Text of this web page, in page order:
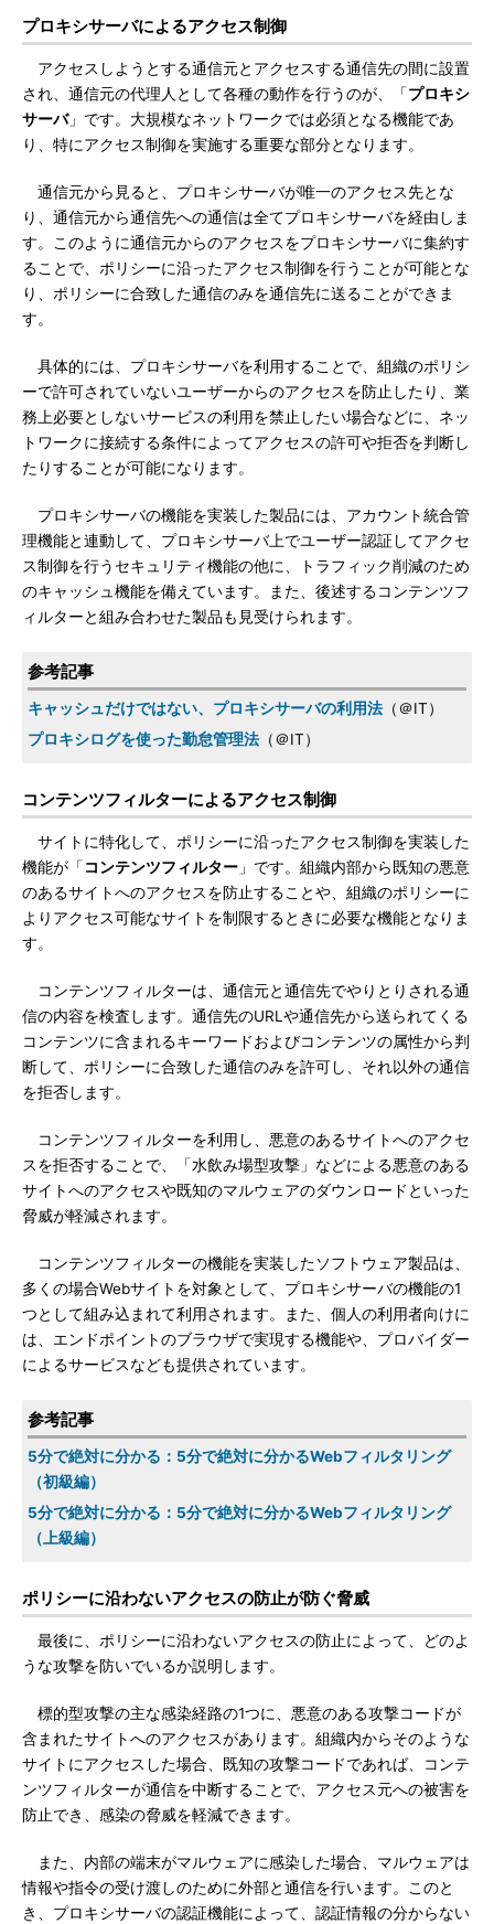
プロキシサーバによるアクセス制御
アクセスしようとする通信元とアクセスする通信先の間に設置
され、通信元の代理人として各種の動作を行うのが、「プロキシ
サーバ」です。大規模なネットワークでは必須となる機能であ
り、特にアクセス制御を実施する重要な部分となります。
通信元から見ると、プロキシサーバが唯一のアクセス先とな
り、通信元から通信先への通信は全てプロキシサーバを経由しま
す。このように通信元からのアクセスをプロキシサーバに集約す
ることで、ポリシーに沿ったアクセス制御を行うことが可能とな
り、ポリシーに合致した通信のみを通信先に送ることができま
す。
具体的には、プロキシサーバを利用することで、組織のポリシ
ーで許可されていないユーザーからのアクセスを防止したり、業
務上必要としないサービスの利用を禁止したい場合などに、ネッ
トワークに接続する条件によってアクセスの許可や拒否を判断し
たりすることが可能になります。
プロキシサーバの機能を実装した製品には、アカウント統合管
理機能と連動して、プロキシサーバ上でユーザー認証してアクセ
ス制御を行うセキュリティ機能の他に、トラフィック削減のため
のキャッシュ機能を備えています。また、後述するコンテンツフ
ィルターと組み合わせた製品も見受けられます。
参考記事
キャッシュだけではない、プロキシサーバの利用法 （＠IT）
プロキシログを使った勤怠管理法 （＠IT）
コンテンツフィルターによるアクセス制御
サイトに特化して、ポリシーに沿ったアクセス制御を実装した
機能が「 コンテンツフィルター 」です。組織内部から既知の悪意
のあるサイトへのアクセスを防止することや、組織のポリシーに
よりアクセス可能なサイトを制限するときに必要な機能となりま
す。
コンテンツフィルターは、通信元と通信先でやりとりされる通
信の内容を検査します。通信先のURLや通信先から送られてくる
コンテンツに含まれるキーワードおよびコンテンツの属性から判
断して、ポリシーに合致した通信のみを許可し、それ以外の通信
を拒否します。
コンテンツフィルターを利用し、悪意のあるサイトへのアクセ
スを拒否することで、「水飲み場型攻撃」などによる悪意のある
サイトへのアクセスや既知のマルウェアのダウンロードといった
脅威が軽減されます。
コンテンツフィルターの機能を実装したソフトウェア製品は、
多くの場合Webサイトを対象として、プロキシサーバの機能の1
つとして組み込まれて利用されます。また、個人の利用者向けに
は、エンドポイントのブラウザで実現する機能や、プロバイダー
によるサービスなども提供されています。
参考記事
5分で絶対に分かる：5分で絶対に分かるWebフィルタリング
（初級編）
5分で絶対に分かる：5分で絶対に分かるWebフィルタリング
（上級編）
ポリシーに沿わないアクセスの防止が防ぐ脅威
最後に、ポリシーに沿わないアクセスの防止によって、どのよ
うな攻撃を防いでいるか説明します。
標的型攻撃の主な感染経路の1つに、悪意のある攻撃コードが
含まれたサイトへのアクセスがあります。組織内からそのような
サイトにアクセスした場合、既知の攻撃コードであれば、コンテ
ンツフィルターが通信を中断することで、アクセス元への被害を
防止でき、感染の脅威を軽減できます。
また、内部の端末がマルウェアに感染した場合、マルウェアは
情報や指令の受け渡しのために外部と通信を行います。このと
き、プロキシサーバの認証機能によって、認証情報の分からない